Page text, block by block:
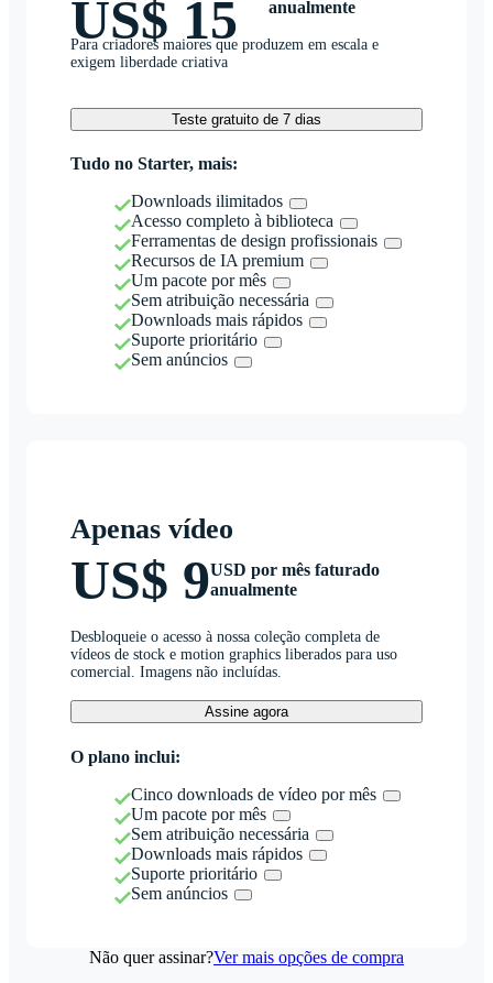
US$ 15
anualmente
Para criadores maiores que produzem em escala e
exigem liberdade criativa
Teste gratuito de 7 dias
Tudo no Starter, mais:
Downloads ilimitados
Acesso completo à biblioteca
Ferramentas de design profissionais
Recursos de IA premium
Um pacote por mês
Sem atribuição necessária
Downloads mais rápidos
Suporte prioritário
Sem anúncios
Apenas vídeo
US$ 9USD por mês faturado
anualmente
Desbloqueie o acesso à nossa coleção completa de
vídeos de stock e motion graphics liberados para uso
comercial. Imagens não incluídas.
Assine agora
O plano inclui:
Cinco downloads de vídeo por mês
Um pacote por mês
Sem atribuição necessária
Downloads mais rápidos
Suporte prioritário
Sem anúncios
Não quer assinar?Ver mais opções de compra